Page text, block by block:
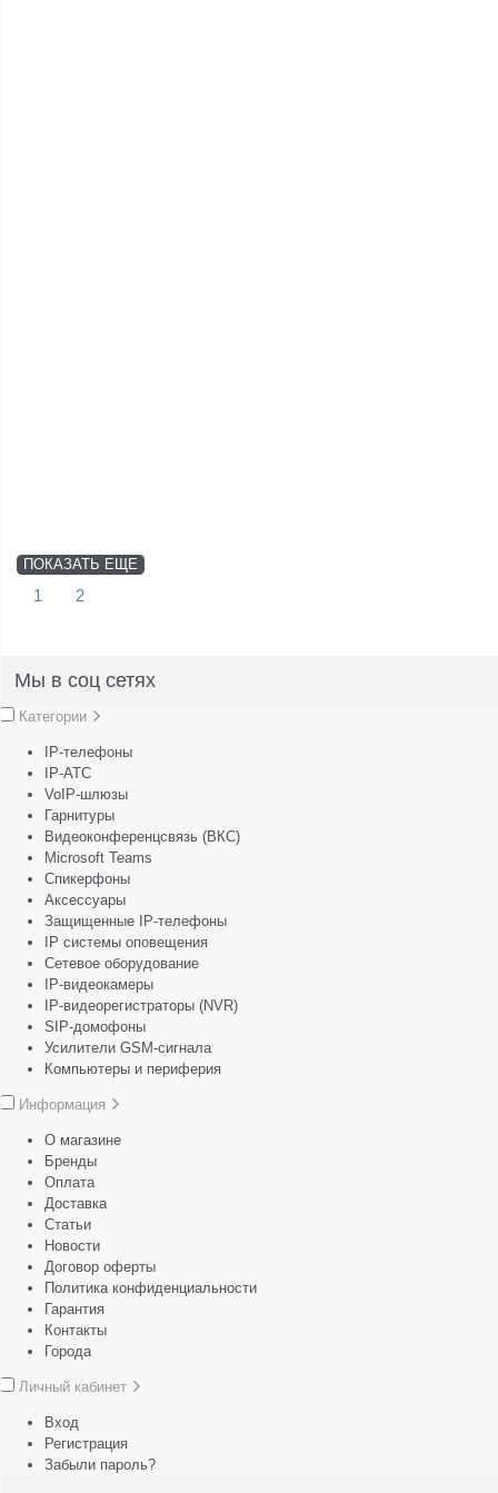
ПОКАЗАТЬ ЕЩЕ
1 2
Мы в соц сетях
Категории
IP-телефоны
IP-АТС
VoIP-шлюзы
Гарнитуры
Видеоконференцсвязь (ВКС)
Microsoft Teams
Спикерфоны
Аксессуары
Защищенные IP-телефоны
IP системы оповещения
Сетевое оборудование
IP-видеокамеры
IP-видеорегистраторы (NVR)
SIP-домофоны
Усилители GSM-сигнала
Компьютеры и периферия
Информация
О магазине
Бренды
Оплата
Доставка
Статьи
Новости
Договор оферты
Политика конфиденциальности
Гарантия
Контакты
Города
Личный кабинет
Вход
Регистрация
Забыли пароль?